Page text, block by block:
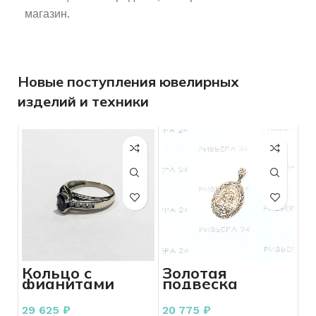
магазин.
Новые поступления ювелирных
изделий и техники
Кольцо с
фианитами
золото 585
пробы 3,95
29 625 ₽
Золотая
подвеска
Владимирская
585 пробы 2,77
20 775 ₽